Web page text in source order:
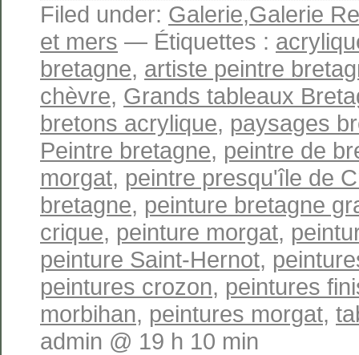
Filed under: Galerie,Galerie
et mers — Étiquettes :
bretagne, artiste peintre
chèvre, Grands tableaux
bretons acrylique, paysages
Peintre bretagne, peintre de
morgat, peintre presqu'île de
bretagne, peinture bretagne
crique, peinture morgat,
peinture Saint-Hernot,
peintures crozon, peintures
morbihan, peintures morgat,
admin @ 19 h 10 min